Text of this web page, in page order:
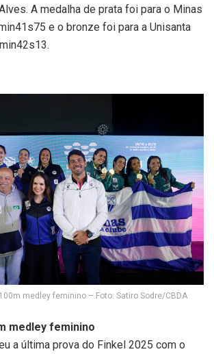
A medalha de prata foi para o Minas
e o bronze foi para a Unisanta
medley feminino – Foto: Satiro Sodre/CBDA
medley feminino
a última prova do Finkel 2025 com o